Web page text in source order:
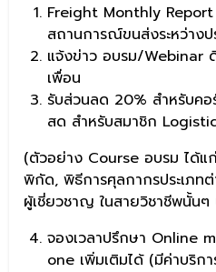
Freight Monthly
สถานการณ์ขนส่งระหว่างป
แจ้งข่าว อบรม/Webinar
เพื่อน
รับส่วนลด 20% สำหรับค
สด สำหรับสมาชิก
(ตัวอย่าง Course อบรม ได้แ
พิกัด, พิธีการศุลกากรประเภท
ผู้เชี่ยวชาญ ในสายวิชาชีพนั้นๆ
จองเวลาปรึกษา Online
one เพิ่มเติมได้ (มีค่าบริกา